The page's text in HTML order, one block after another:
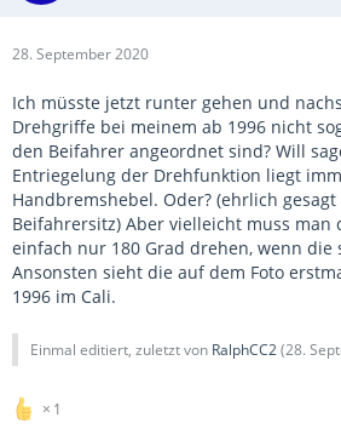
28. September 2020
Ich müsste jetzt runter gehen und
Drehgriffe bei meinem ab 1996 nicht
den Beifahrer angeordnet sind? Will
Entriegelung der Drehfunktion liegt
Handbremshebel. Oder? (ehrlich
Beifahrersitz) Aber vielleicht muss man
einfach nur 180 Grad drehen, wenn die
Ansonsten sieht die auf dem Foto
1996 im Cali.
Einmal editiert, zuletzt von RalphCC2(28.
1